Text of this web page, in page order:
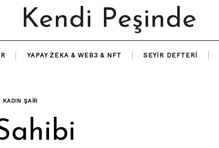
Kendi Peşinde
YAPAY ZEKA & WEB3 & NFT SEYIR DEFTERI
KADIN ŞAIR